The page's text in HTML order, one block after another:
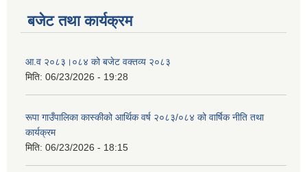
बजेट तथा कार्यक्रम
आ.व २०८३।०८४ को बजेट वक्तव्य २०८३
मिति: 06/23/2026 - 19:28
रूपा गाउँपालिका कास्कीको आर्थिक वर्ष २०८३/०८४ को वार्षिक नीति तथा
कार्यक्रम
मिति: 06/23/2026 - 18:15